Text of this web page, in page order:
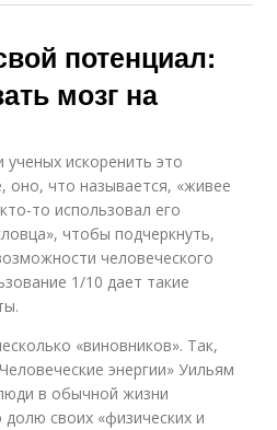
потенциал:
мозг на
искоренить это
оно, что называется, «живее
то использовал его
чтобы подчеркнуть,
человеческого
1/10 дает такие
«виновников». Так,
энергии» Уильям
в обычной жизни
своих «физических и